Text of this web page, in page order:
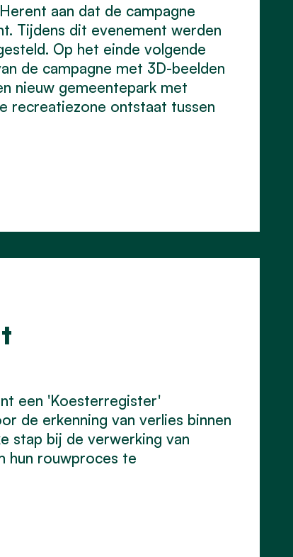
aan dat de campagne
Tijdens dit evenement werden
Op het einde volgende
de campagne met 3D-beelden
nieuw gemeentepark met
recreatiezone ontstaat tussen
een 'Koesterregister'
de erkenning van verlies binnen
stap bij de verwerking van
hun rouwproces te